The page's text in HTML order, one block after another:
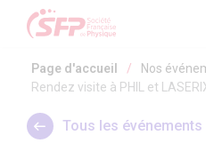
Panneau de gestion des cookies
Page d'accueil / Nos
Rendez visite à PHIL et
Tous les événements